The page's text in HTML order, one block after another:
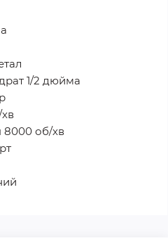
1/2 дюйма
8000 об/хв